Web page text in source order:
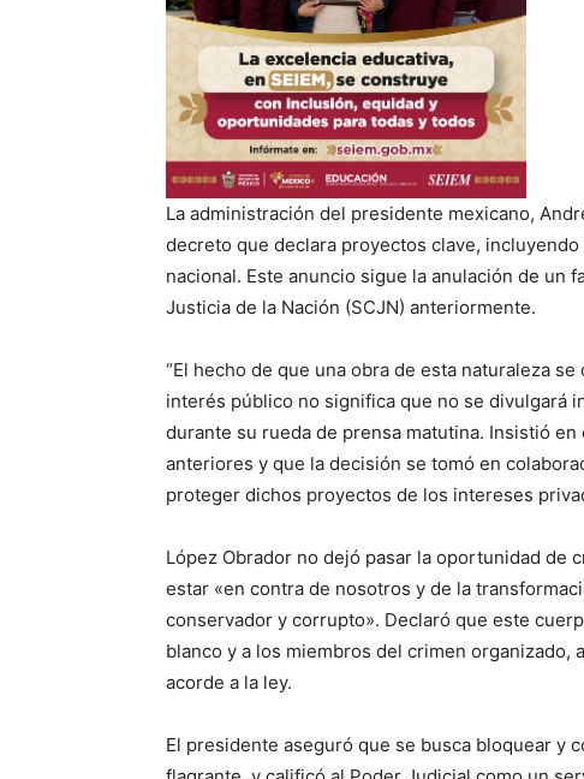
La administración del presidente mexicano,
decreto que declara proyectos clave,
nacional. Este anuncio sigue la anulación de un
Justicia de la Nación (SCJN) anteriormente.
“El hecho de que una obra de esta naturaleza
interés público no significa que no se divulgará
durante su rueda de prensa matutina. Insistió
anteriores y que la decisión se tomó en
proteger dichos proyectos de los intereses
López Obrador no dejó pasar la oportunidad de
estar «en contra de nosotros y de la
conservador y corrupto». Declaró que este
blanco y a los miembros del crimen organizado,
acorde a la ley.
El presidente aseguró que se busca bloquear y